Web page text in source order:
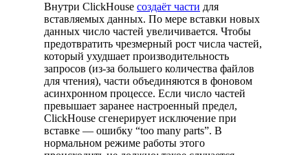
Внутри ClickHouse создаёт части для
вставляемых данных. По мере вставки новых
данных число частей увеличивается. Чтобы
предотвратить чрезмерный рост числа частей,
который ухудшает производительность
запросов (из-за большего количества файлов
для чтения), части объединяются в фоновом
асинхронном процессе. Если число частей
превышает заранее настроенный предел,
ClickHouse сгенерирует исключение при
вставке — ошибку “too many parts”. В
нормальном режиме работы этого